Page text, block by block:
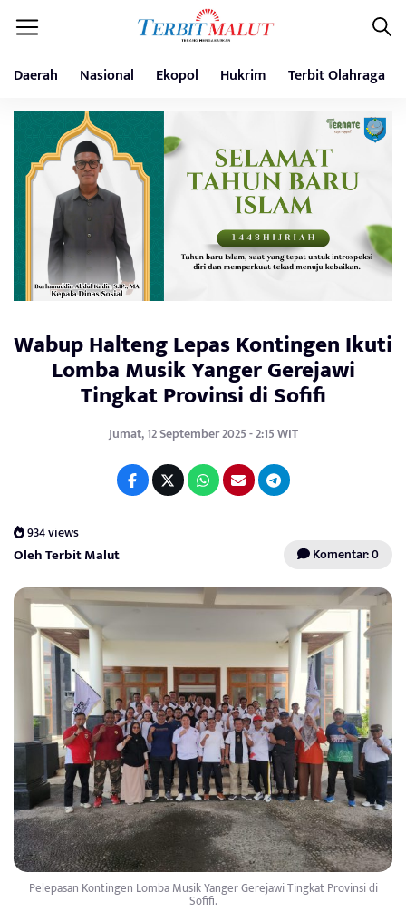
Daerah Nasional Ekopol Hukrim Terbit Olahraga
Wabup Halteng Lepas Kontingen Ikuti
Lomba Musik Yanger Gerejawi
Tingkat Provinsi di Sofifi
Jumat, 12 September 2025 - 2:15 WIT
934 views
Oleh Terbit Malut Komentar: 0
Pelepasan Kontingen Lomba Musik Yanger Gerejawi Tingkat Provinsi di
Sofifi.